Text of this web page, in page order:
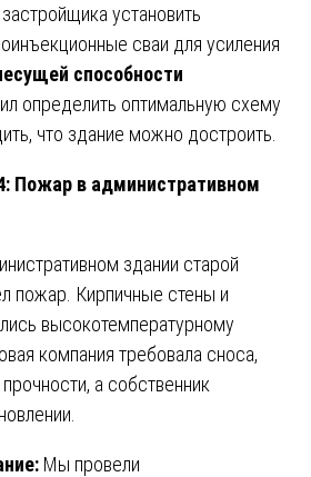
установить
сваи для усиления
способности
определить оптимальную схему
что здание можно достроить.
Пожар в административном
здании старой
пожар. Кирпичные стены и
высокотемпературному
компания требовала сноса,
а собственник
Мы провели